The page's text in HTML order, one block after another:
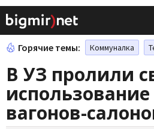
Горячие темы: Коммуналка
В УЗ пролили
вагонов-